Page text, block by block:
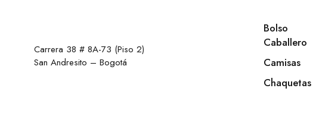
Carrera 38 # 8A-73 (Piso 2)
San Andresito – Bogotá
Bolso
Caballero
Camisas
Chaquetas